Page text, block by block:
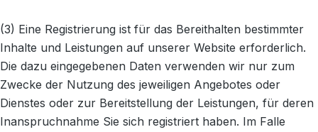
(3) Eine Registrierung ist für das Bereithalten bestimmter
Inhalte und Leistungen auf unserer Website erforderlich.
Die dazu eingegebenen Daten verwenden wir nur zum
Zwecke der Nutzung des jeweiligen Angebotes oder
Dienstes oder zur Bereitstellung der Leistungen, für deren
Inanspruchnahme Sie sich registriert haben. Im Falle